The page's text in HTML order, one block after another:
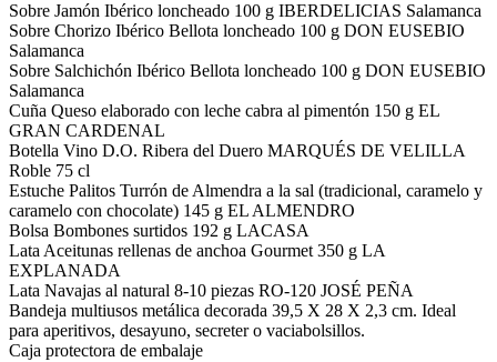
Sobre Jamón Ibérico loncheado 100 g IBERDELICIAS Salamanca
Sobre Chorizo Ibérico Bellota loncheado 100 g DON EUSEBIO
Salamanca
Sobre Salchichón Ibérico Bellota loncheado 100 g DON EUSEBIO
Salamanca
Cuña Queso elaborado con leche cabra al pimentón 150 g EL
GRAN CARDENAL
Botella Vino D.O. Ribera del Duero MARQUÉS DE VELILLA
Roble 75 cl
Estuche Palitos Turrón de Almendra a la sal (tradicional, caramelo y
caramelo con chocolate) 145 g EL ALMENDRO
Bolsa Bombones surtidos 192 g LACASA
Lata Aceitunas rellenas de anchoa Gourmet 350 g LA
EXPLANADA
Lata Navajas al natural 8-10 piezas RO-120 JOSÉ PEÑA
Bandeja multiusos metálica decorada 39,5 X 28 X 2,3 cm. Ideal
para aperitivos, desayuno, secreter o vaciabolsillos.
Caja protectora de embalaje